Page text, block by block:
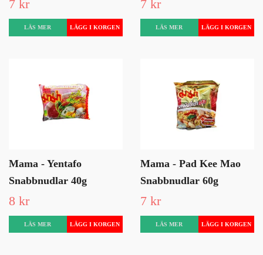
7 kr
LÄS MER
7 kr
LÄS MER
Mama - Yentafo
Snabbnudlar 40g
8 kr
LÄS MER
Mama - Pad Kee Mao
Snabbnudlar 60g
7 kr
LÄS MER